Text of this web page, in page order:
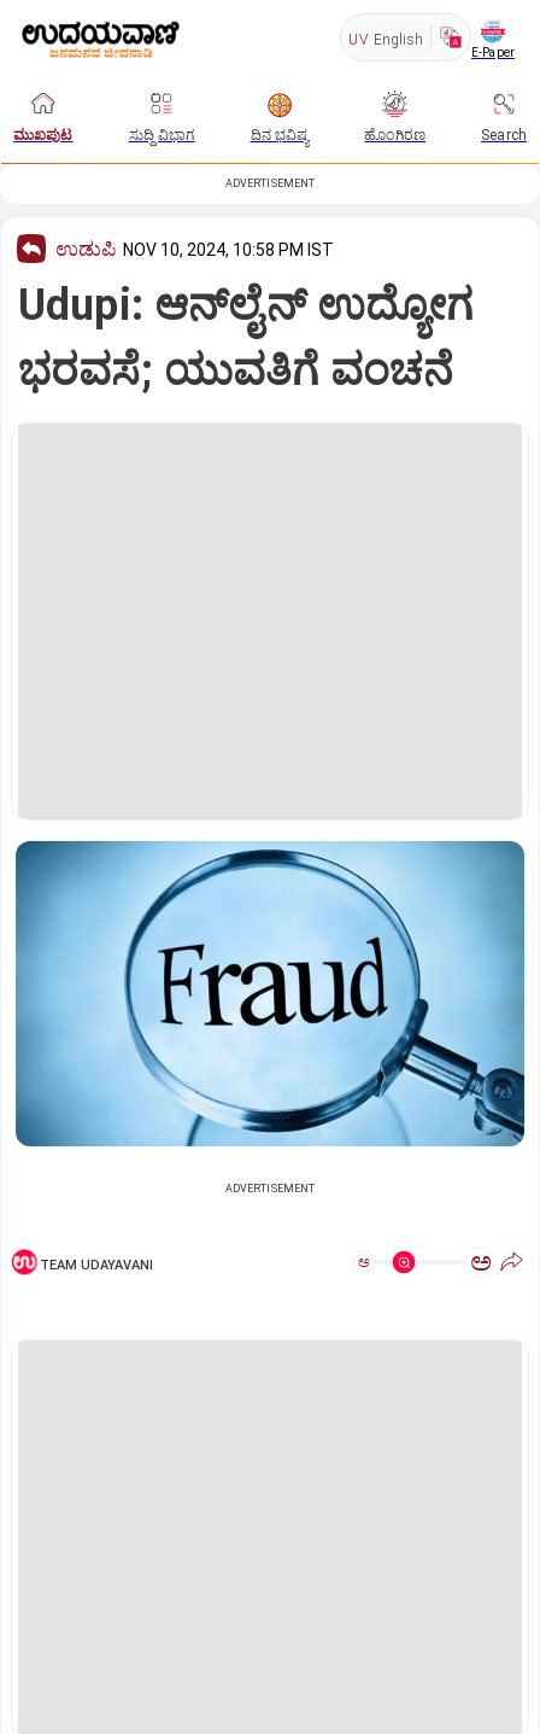
UV English
E-Paper
ಮುಖಪುಟ ಸುದ್ದಿ ವಿಭಾಗ ದಿನ ಭವಿಷ್ಯ ಹೊಂಗಿರಣ Search
ADVERTISEMENT
ಉಡುಪಿ NOV 10, 2024, 10:58 PM IST
Udupi: ಆನ್‌ಲೈನ್‌ ಉದ್ಯೋಗ
ಭರವಸೆ; ಯುವತಿಗೆ ವಂಚನೆ
ADVERTISEMENT
TEAM UDAYAVANI ಅ ಅ